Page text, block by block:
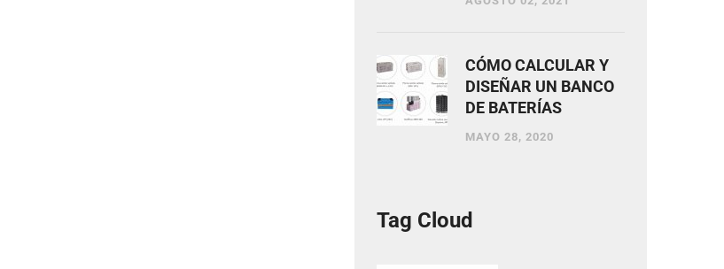
CÓMO CALCULAR Y
DISEÑAR UN BANCO
DE BATERÍAS
MAYO 28, 2020
Tag Cloud